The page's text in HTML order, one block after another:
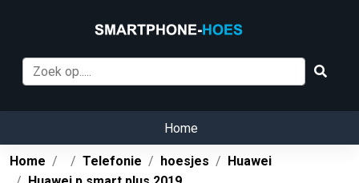
Home
Home Telefonie hoesjes
Huawei